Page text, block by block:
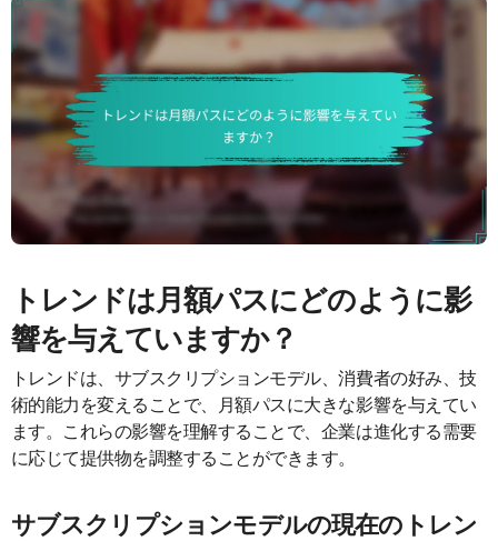
トレンドは月額パスにどのように影
響を与えていますか？
トレンドは、サブスクリプションモデル、消費者の好み、技
術的能力を変えることで、月額パスに大きな影響を与えてい
ます。これらの影響を理解することで、企業は進化する需要
に応じて提供物を調整することができます。
サブスクリプションモデルの現在のトレン